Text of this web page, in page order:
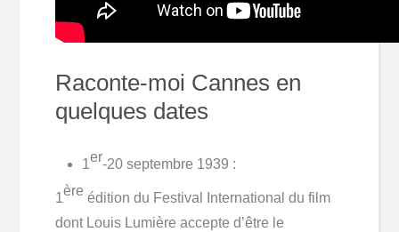
Raconte-moi Cannes en
quelques dates
1er-20 septembre 1939 :
1ère édition du Festival International du film
dont Louis Lumière accepte d’être le